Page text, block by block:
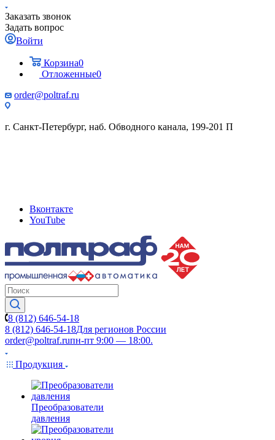
Заказать звонок
Задать вопрос
Войти
Корзина0
Отложенные0
order@poltraf.ru
г. Санкт-Петербург, наб. Обводного канала, 199-201 П
Вконтакте
YouTube
8 (812) 646-54-18
8 (812) 646-54-18Для регионов России
order@poltraf.ruпн-пт 9:00 — 18:00.
Продукция
Преобразователи
давления